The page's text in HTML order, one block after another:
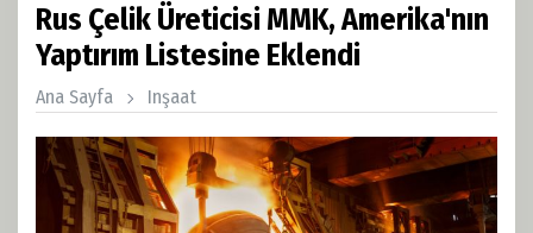
Rus Çelik Üreticisi MMK, Amerika'nın
Yaptırım Listesine Eklendi
Ana Sayfa Inşaat